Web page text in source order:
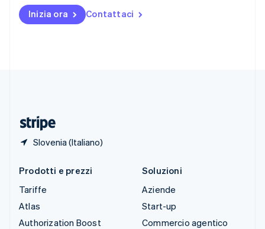
Inizia ora Contattaci
Slovenia (Italiano)
Stati Uniti
EnglishEspañol简体中文
Prodotti e prezzi
Tariffe
Atlas
Authorization Boost
Soluzioni
Aziende
Start-up
Commercio agentico